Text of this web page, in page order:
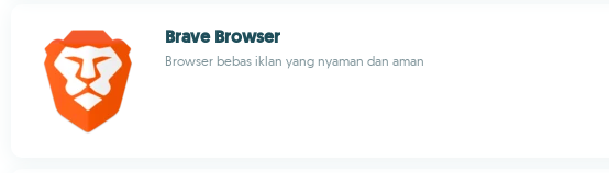
Brave Browser
Browser bebas iklan yang nyaman dan aman